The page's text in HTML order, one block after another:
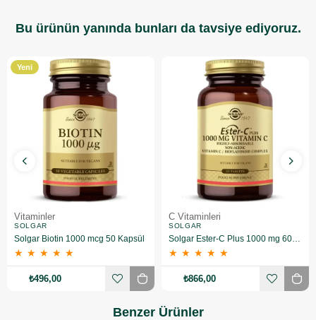
Bu ürünün yanında bunları da tavsiye ediyoruz.
Vitaminler
SOLGAR
Solgar Biotin 1000 mcg 50 Kapsül
★ ★ ★ ★ ★
Yeni
₺496,00
C Vitaminleri
SOLGAR
★ ★ ★ ★ ★
₺866,00
Benzer Ürünler